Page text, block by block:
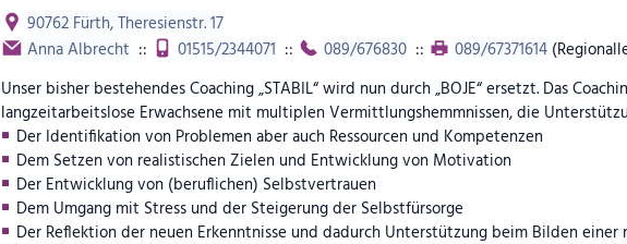
90762 Fürth, Theresienstr. 17
Anna Albrecht :: 01515/2344071 :: 089/676830:: 089/67371614
Unser bisher bestehendes Coaching „STABIL“ wird nun durch „BOJE“ ersetzt. Das
langzeitarbeitslose Erwachsene mit multiplen Vermittlungshemmnissen, die
Der Identifikation von Problemen aber auch Ressourcen und Kompetenzen
Dem Setzen von realistischen Zielen und Entwicklung von Motivation
Der Entwicklung von (beruflichen) Selbstvertrauen
Dem Umgang mit Stress und der Steigerung der Selbstfürsorge
Der Reflektion der neuen Erkenntnisse und dadurch Unterstützung beim Bilden einer